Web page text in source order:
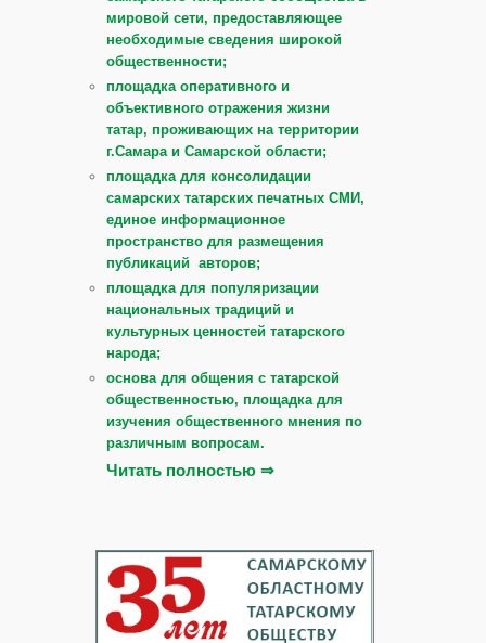
мировой сети, предоставляющее
необходимые сведения широкой
общественности;
площадка оперативного и
объективного отражения жизни
татар, проживающих на территории
г.Самара и Самарской области;
площадка для консолидации
самарских татарских печатных СМИ,
единое информационное
пространство для размещения
публикаций авторов;
площадка для популяризации
национальных традиций и
культурных ценностей татарского
народа;
основа для общения с татарской
общественностью, площадка для
изучения общественного мнения по
различным вопросам.
Читать полностью ⇒